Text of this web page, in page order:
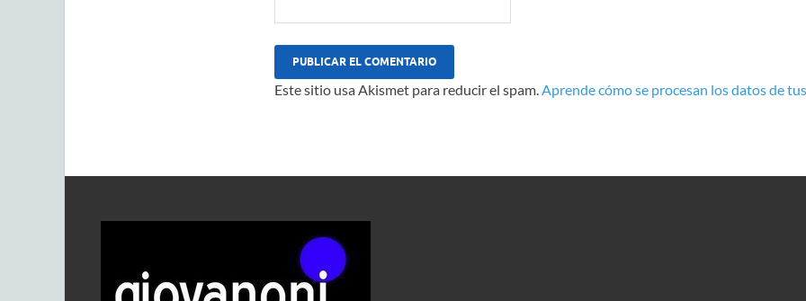
Este sitio usa Akismet para reducir el spam.Aprende cómo se procesan los datos de